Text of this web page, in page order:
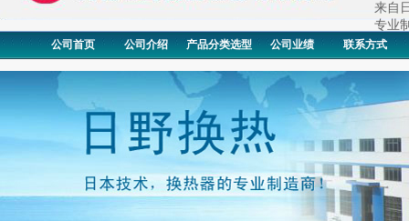
来自
专业
公司首页 公司介绍 产品分类选型 公司业绩 联系方式